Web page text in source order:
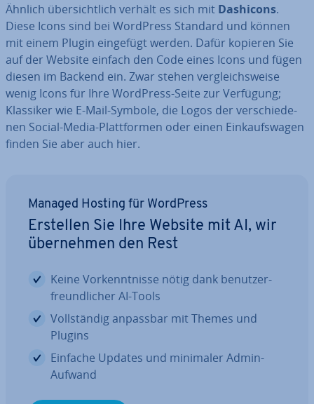
Ähnlich über­sicht­lich verhält es sich mit Dashicons.
Diese Icons sind bei WordPress Standard und können
mit einem Plugin eingefügt werden. Dafür kopieren Sie
auf der Website einfach den Code eines Icons und fügen
diesen im Backend ein. Zwar stehen ver­gleichs­wei­se
wenig Icons für Ihre WordPress-Seite zur Verfügung;
Klassiker wie E-Mail-Symbole, die Logos der ver­schie­de­
nen Social-Media-Platt­for­men oder einen Ein­kaufs­wa­gen
finden Sie aber auch hier.
Managed Hosting für WordPress
Erstellen Sie Ihre Website mit AI, wir
über­neh­men den Rest
Keine Vor­kennt­nis­se nötig dank be­nut­zer­
freund­li­cher AI-Tools
Voll­stän­dig anpassbar mit Themes und
Plugins
Einfache Updates und minimaler Admin-
Aufwand